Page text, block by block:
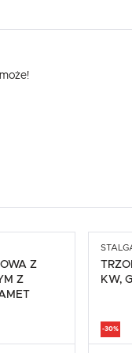
Z
Z
KW,
-30%